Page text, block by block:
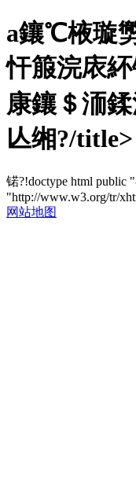
a鑲℃棭璇
忓箙浣庡
康鑲＄洏
亾缃?/title>
锘?!doctype html public
"http://www.w3.org/tr/
网站地图